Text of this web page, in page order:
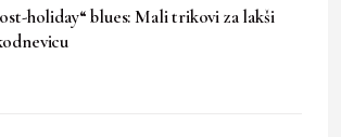
holiday“ blues: Mali trikovi za lakši